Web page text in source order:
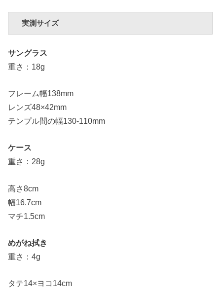
実測サイズ
サングラス
重さ：18g
フレーム幅138mm
レンズ48×42mm
テンプル間の幅130-110mm
ケース
重さ：28g
高さ8cm
幅16.7cm
マチ1.5cm
めがね拭き
重さ：4g
タテ14×ヨコ14cm